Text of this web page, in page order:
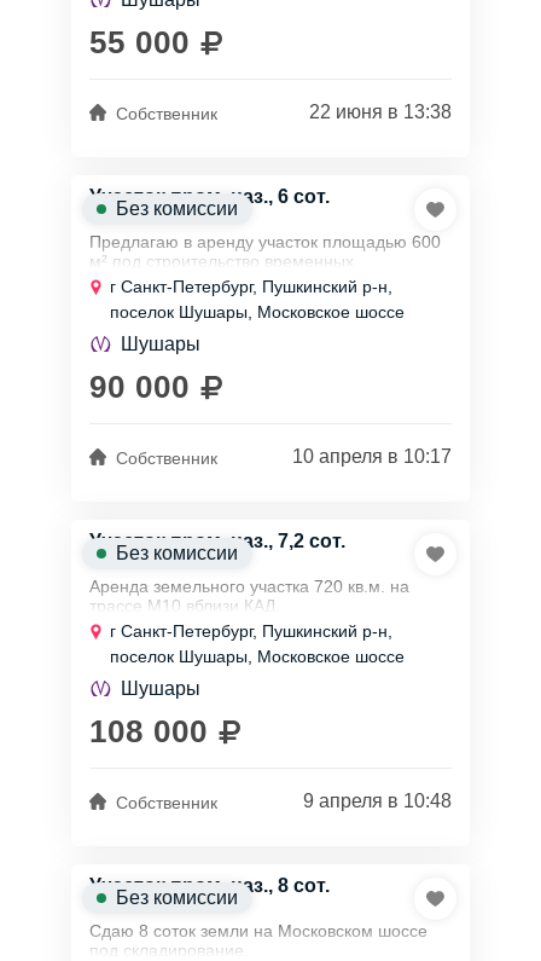
Цена за...
55 000
Собственник 22 июня в 13:38
Участок пром. наз., 6 сот.
Предлагаю в аренду участок площадью 600
м² под строительство временных
некапитальных сооружений.
Вид разрешенного использования: ангары,
бытовки,...
г Санкт-Петербург, Пушкинский р-н,
поселок Шушары, Московское шоссе
Шушары
90 000
Собственник 10 апреля в 10:17
Без комиссии
Участок пром. наз., 7,2 сот.
Аренда земельного участка 720 кв.м. на
трассе М10 вблизи КАД.
Напрямую от собственника
На участке: сухая ровная поверхность, вода,
эл-во, канализация, wi-fi на всей...
г Санкт-Петербург, Пушкинский р-н,
поселок Шушары, Московское шоссе
Шушары
108 000
Собственник 9 апреля в 10:48
Без комиссии
Участок пром. наз., 8 сот.
Сдаю 8 соток земли на Московском шоссе
под складирование.
Без комиссии